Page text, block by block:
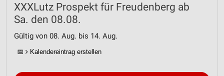
XXXLutz Prospekt für Freudenberg ab
Sa. den 08.08.
Gültig von 08. Aug. bis 14. Aug.
📅 Kalendereintrag erstellen